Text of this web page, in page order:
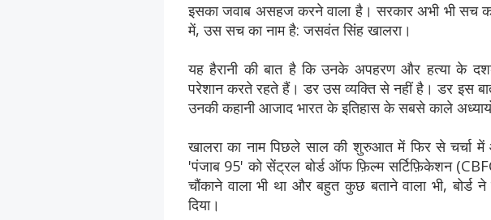
इसका जवाब असहज करने वाला है। सरकार अभी भी सच
में, उस सच का नाम है: जसवंत सिंह खालरा।
यह हैरानी की बात है कि उनके अपहरण और हत्या के
परेशान करते रहते हैं। डर उस व्यक्ति से नहीं है। डर इस
उनकी कहानी आजाद भारत के इतिहास के सबसे काले
खालरा का नाम पिछले साल की शुरुआत में फिर से चर्चा
'पंजाब 95' को सेंट्रल बोर्ड ऑफ फ़िल्म सर्टिफ़िकेशन
चौंकाने वाला भी था और बहुत कुछ बताने वाला भी,
दिया।